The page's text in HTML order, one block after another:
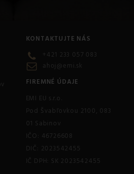
KONTAKTUJTE NÁS
+421 233 057 083
ahoj@emi.sk
FIREMNÉ ÚDAJE
EMI EU s.r.o.
Pod Švabľovkou 2100, 083
01 Sabinov
IČO: 46726608
DIČ: 2023542455
IČ DPH: SK 2023542455